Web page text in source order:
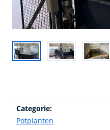
Categorie:
Potplanten